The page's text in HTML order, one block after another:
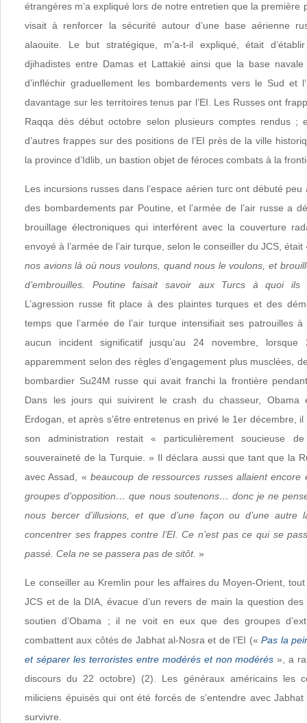
étrangères m’a expliqué lors de notre entretien que la première
visait à renforcer la sécurité autour d’une base aérienne
alaouite. Le but stratégique, m’a-t-il expliqué, était
djihadistes entre Damas et Lattakié ainsi que la base
d’infléchir graduellement les bombardements vers le Sud et
davantage sur les territoires tenus par l’EI. Les Russes ont
Raqqa dès début octobre selon plusieurs comptes rendus
d’autres frappes sur des positions de l’EI près de la ville
la province d’Idlib, un bastion objet de féroces combats à la
Les incursions russes dans l’espace aérien turc ont débuté
des bombardements par Poutine, et l’armée de l’air russe a
brouillage électroniques qui interférent avec la couverture
envoyé à l’armée de l’air turque, selon le conseiller du JCS,
nos avions là où nous voulons, quand nous le voulons, et
d’embrouilles. Poutine faisait savoir aux Turcs à quoi ils
L’agression russe fit place à des plaintes turques et des
temps que l’armée de l’air turque intensifiait ses patrouilles
aucun incident significatif jusqu’au 24 novembre,
apparemment selon des règles d’engagement plus musclées,
bombardier Su24M russe qui avait franchi la frontière
Dans les jours qui suivirent le crash du chasseur, Obama
Erdogan, et après s’être entretenus en privé le 1er décembre,
son administration restait « particulièrement soucieuse
souveraineté de la Turquie. » Il déclara aussi que tant que la
avec Assad, «beaucoup de ressources russes allaient encore
groupes d’opposition… que nous soutenons… donc je ne
nous bercer d’illusions, et que d’une façon ou d’une autre
concentrer ses frappes contre l’EI. Ce n’est pas ce qui se
passé. Cela ne se passera pas de sitôt. »
Le conseiller au Kremlin pour les affaires du Moyen-Orient,
JCS et de la DIA, évacue d’un revers de main la question
soutien d’Obama ; il ne voit en eux que des groupes
combattent aux côtés de Jabhat al-Nosra et de l’EI («Pas la
et séparer les terroristes entre modérés et non modérés », a
discours du 22 octobre) (2). Les généraux américains les
miliciens épuisés qui ont été forcés de s’entendre avec
survivre.